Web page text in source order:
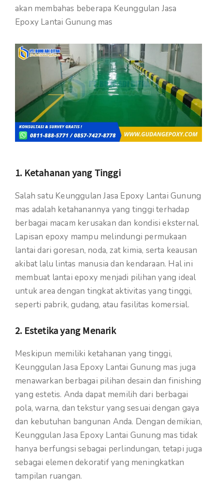
akan membahas beberapa Keunggulan Jasa
Epoxy Lantai Gunung mas
1. Ketahanan yang Tinggi
Salah satu Keunggulan Jasa Epoxy Lantai Gunung
mas adalah ketahanannya yang tinggi terhadap
berbagai macam kerusakan dan kondisi eksternal.
Lapisan epoxy mampu melindungi permukaan
lantai dari goresan, noda, zat kimia, serta keausan
akibat lalu lintas manusia dan kendaraan. Hal ini
membuat lantai epoxy menjadi pilihan yang ideal
untuk area dengan tingkat aktivitas yang tinggi,
seperti pabrik, gudang, atau fasilitas komersial.
2. Estetika yang Menarik
Meskipun memiliki ketahanan yang tinggi,
Keunggulan Jasa Epoxy Lantai Gunung mas juga
menawarkan berbagai pilihan desain dan finishing
yang estetis. Anda dapat memilih dari berbagai
pola, warna, dan tekstur yang sesuai dengan gaya
dan kebutuhan bangunan Anda. Dengan demikian,
Keunggulan Jasa Epoxy Lantai Gunung mas tidak
hanya berfungsi sebagai perlindungan, tetapi juga
sebagai elemen dekoratif yang meningkatkan
tampilan ruangan.